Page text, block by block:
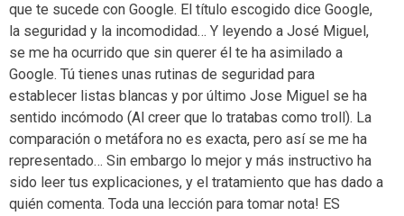
que te sucede con Google. El título escogido dice Google,
la seguridad y la incomodidad… Y leyendo a José Miguel,
se me ha ocurrido que sin querer él te ha asimilado a
Google. Tú tienes unas rutinas de seguridad para
establecer listas blancas y por último Jose Miguel se ha
sentido incómodo (Al creer que lo tratabas como troll). La
comparación o metáfora no es exacta, pero así se me ha
representado… Sin embargo lo mejor y más instructivo ha
sido leer tus explicaciones, y el tratamiento que has dado a
quién comenta. Toda una lección para tomar nota! ES